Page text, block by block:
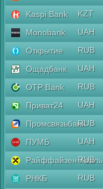
Kaspi Bank
KZT
Monobank
UAH
Открытие
RUB
Ощадбанк
UAH
OTP Bank
RUB
Приват24
UAH
ПромсвязьбанкRUB
ПУМБ
UAH
Райффайзен Аваль
RUB
РНКБ
RUB